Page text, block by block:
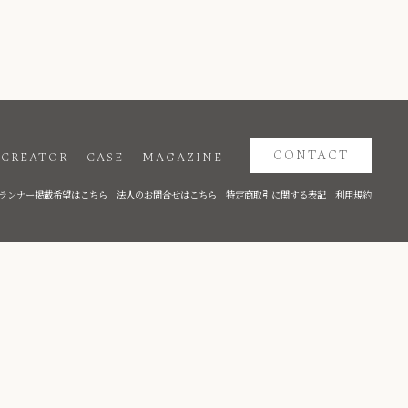
CREATOR CASE MAGAZINE CONTACT
ンナー掲載希望はこちら 法人のお問合せはこちら 特定商取引に関する表記 利用規約